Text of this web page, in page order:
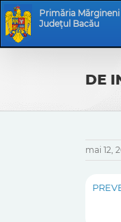
Skip
to
content
Skip
Navigation
Primăria Mărgineni
Județul Bacău
DE
mai 12,